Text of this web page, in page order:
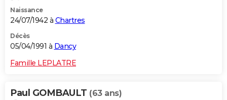
Naissance
24/07/1942 à Chartres
Décès
05/04/1991 à Dancy
Famille LEPLATRE
Paul GOMBAULT (63 ans)